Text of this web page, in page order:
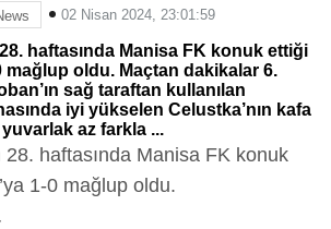
02 Nisan 2024, 23:01:59
haftasında Manisa FK konuk ettiği
mağlup oldu. Maçtan dakikalar 6.
sağ taraftan kullanılan
iyi yükselen Celustka’nın kafa
az farkla ...
28. haftasında Manisa FK konuk
1-0 mağlup oldu.